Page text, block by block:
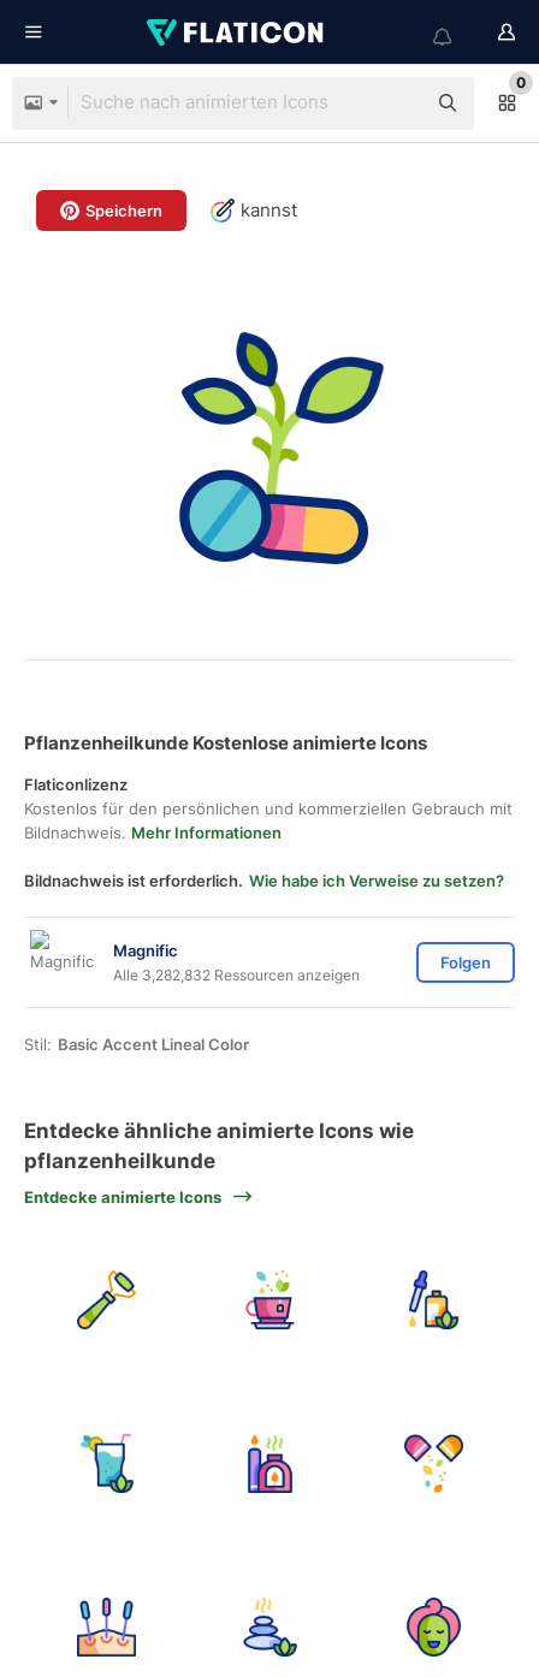
0
Speichern kannst
Pflanzenheilkunde Kostenlose animierte Icons
Flaticonlizenz
Kostenlos für den persönlichen und kommerziellen Gebrauch mit
Bildnachweis. Mehr Informationen
Bildnachweis ist erforderlich. Wie habe ich Verweise zu setzen?
Magnific
Alle 3,282,832 Ressourcen anzeigen
Folgen
Stil: Basic Accent Lineal Color
Entdecke ähnliche animierte Icons wie
pflanzenheilkunde
Entdecke animierte Icons